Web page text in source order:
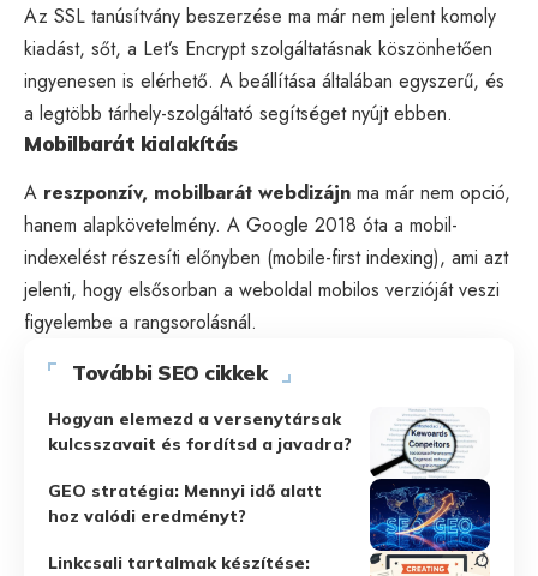
Az SSL tanúsítvány beszerzése ma már nem jelent komoly
kiadást, sőt, a Let’s Encrypt szolgáltatásnak köszönhetően
ingyenesen is elérhető. A beállítása általában egyszerű, és
a legtöbb tárhely-szolgáltató segítséget nyújt ebben.
Mobilbarát kialakítás
A reszponzív, mobilbarát webdizájn ma már nem opció,
hanem alapkövetelmény. A Google 2018 óta a mobil-
indexelést részesíti előnyben (mobile-first indexing), ami azt
jelenti, hogy elsősorban a weboldal mobilos verzióját veszi
figyelembe a rangsorolásnál.
További SEO cikkek
Hogyan elemezd a versenytársak
kulcsszavait és fordítsd a javadra?
GEO stratégia: Mennyi idő alatt
hoz valódi eredményt?
Linkcsali tartalmak készítése: